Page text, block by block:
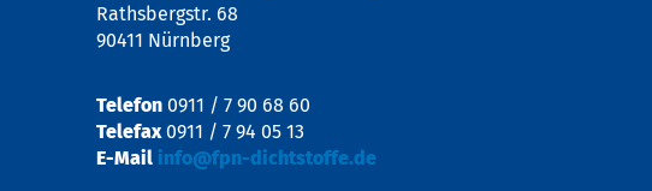
Rathsbergstr. 68
90411 Nürnberg
Telefon 0911 / 7 90 68 60
Telefax 0911 / 7 94 05 13
E-Mail info@fpn-dichtstoffe.de